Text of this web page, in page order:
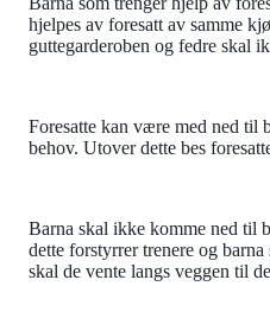
hjelpes av foresatt av samme
guttegarderoben og fedre skal
Foresatte kan være med ned til
behov. Utover dette bes
Barna skal ikke komme ned til
dette forstyrrer trenere og
skal de vente langs veggen til